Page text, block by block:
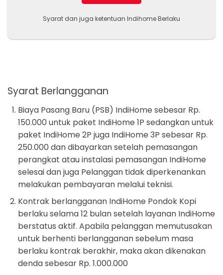
Syarat dan juga ketentuan Indihome Berlaku
Syarat Berlangganan
Biaya Pasang Baru (PSB) IndiHome sebesar Rp.
150.000 untuk paket IndiHome 1P sedangkan untuk
paket IndiHome 2P juga IndiHome 3P sebesar Rp.
250.000 dan dibayarkan setelah pemasangan
perangkat atau instalasi pemasangan IndiHome
selesai dan juga Pelanggan tidak diperkenankan
melakukan pembayaran melalui teknisi.
Kontrak berlangganan IndiHome Pondok Kopi
berlaku selama 12 bulan setelah layanan IndiHome
berstatus aktif. Apabila pelanggan memutusakan
untuk berhenti berlangganan sebelum masa
berlaku kontrak berakhir, maka akan dikenakan
denda sebesar Rp. 1.000.000